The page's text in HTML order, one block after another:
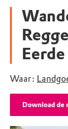
Eerde
Waar:
Download de